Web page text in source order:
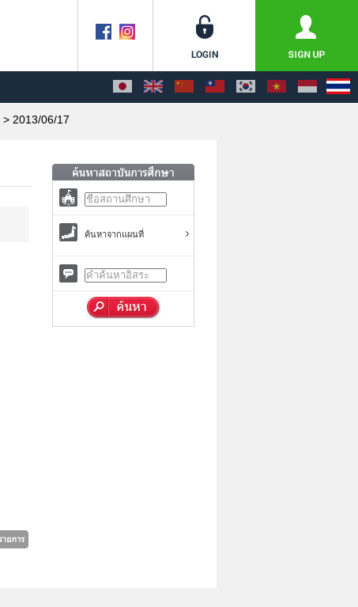
> 2013/06/17
ค้นหาจากแผนที่